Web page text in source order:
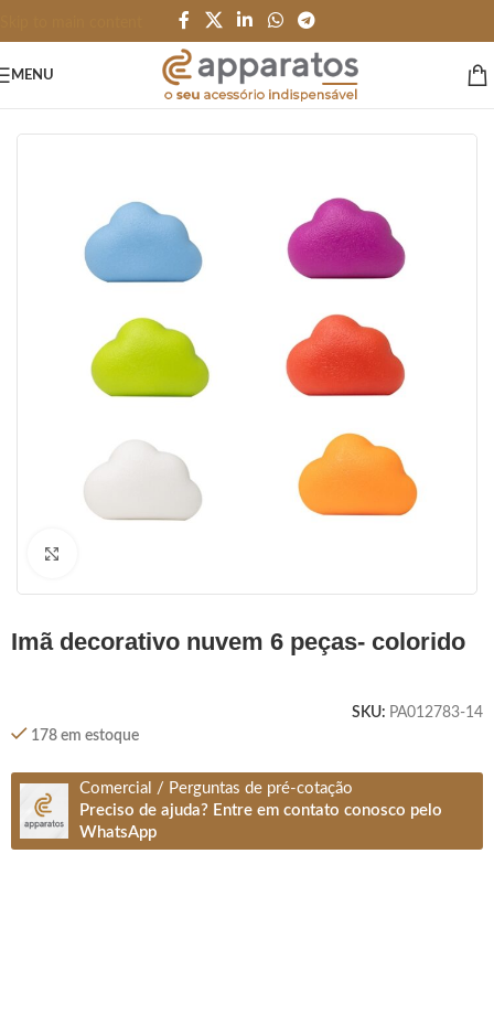
MENU
imã decorativo nuvem 6 peças- colorido
SKU: PA012783-14
178 em estoque
Comercial / Perguntas de pré-cotação
Preciso de ajuda? Entre em contato conosco pelo
WhatsApp